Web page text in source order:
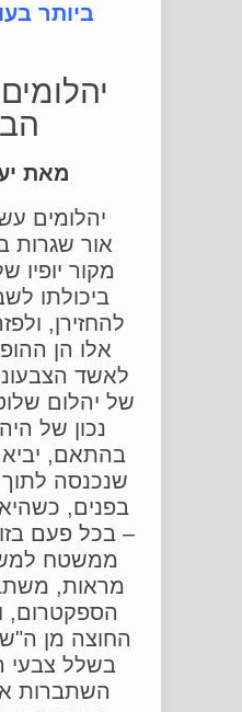
ביותר
מאת
יהלומים
אור שגרות
מקור יופיו
ביכולתו
להחזירן,
אלו הן
לאשד
של יהלום
נכון של
בהתאם,
שנכנסה
בפנים,
– בכל פעם
ממשטח
מראות,
הספקטרום,
החוצה מן
בשלל